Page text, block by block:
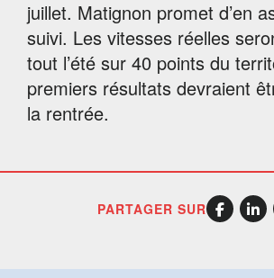
juillet. Matignon promet d’en
suivi. Les vitesses réelles
tout l’été sur 40 points du
premiers résultats devraient
la rentrée.
PARTAGER SUR